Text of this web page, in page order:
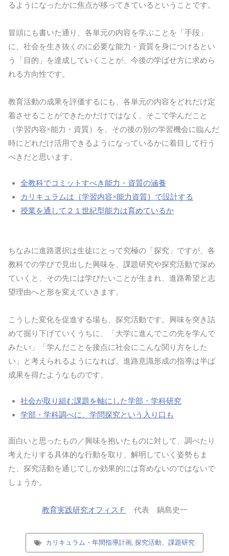
るようになったかに焦点が移ってきているということです。
冒頭にも書いた通り、各単元の内容を学ぶことを「手段」
に、社会を生き抜くのに必要な能力・資質を身につけるとい
う「目的」を達成していくことが、今後の学ばせ方に求めら
れる方向性です。
教育活動の成果を評価するにも、各単元の内容をどれだけ定
着させることができたかだけではなく、そこで学んだこと
（学習内容×能力・資質）を、その後の別の学習機会に臨んだ
時にどれだけ活用できるようになっているかに着目して行う
べきだと思います。
全教科でコミットすべき能力・資質の涵養
カリキュラムは｛学習内容×能力資質｝で設計する
授業を通して２１世紀型能力は育めているか
ちなみに進路選択は生徒にとって究極の「探究」ですが、各
教科での学びで見出した興味を、課題研究や探究活動で深め
ていくと、その先には学びたいことが生まれ、進路希望と志
望理由へと形を変えていきます。
こうした変化を促進する場も、探究活動です。興味を突き詰
めて掘り下げていくうちに、「大学に進んでこの先を学んで
みたい」「学んだことを接点に社会にこんな関り方をした
い」と考えられるようになれば、進路意識形成の指導は半ば
成果を得たようなものです。
社会が取り組む課題を軸にした学部・学科研究
学部・学科調べに、学問探究という入り口も
面白いと思ったもの／興味を抱いたものに対して、調べたり
考えたりする具体的な行動を取り、解明していく姿勢もま
た、探究活動を通じてしか効果的には育めないのではないで
しょうか。
教育実践研究オフィスＦ 代表 鍋島史一
カリキュラム・年間指導計画 ,探究活動、課題研究